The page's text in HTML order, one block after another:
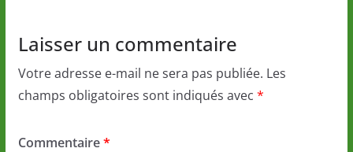
Laisser un commentaire
Votre adresse e-mail ne sera pas publiée. Les
champs obligatoires sont indiqués avec *
Commentaire*